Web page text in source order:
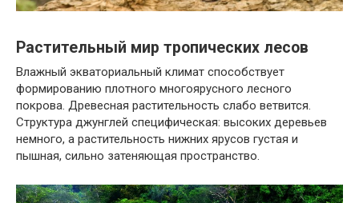
Растительный мир тропических лесов
Влажный экваториальный климат способствует
формированию плотного многоярусного лесного
покрова. Древесная растительность слабо ветвится.
Структура джунглей специфическая: высоких деревьев
немного, а растительность нижних ярусов густая и
пышная, сильно затеняющая пространство.